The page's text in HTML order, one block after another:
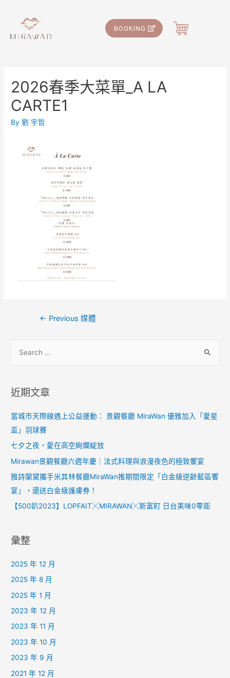
BOOKING
2026春季大菜單_A LA
CARTE1
By劉 宇哲
← Previous 媒體
近期文章
當城市天際線遇上公益運動： 景觀餐廳 MiraWan 優雅加入「愛星
盃」羽球賽
七夕之夜，愛在高空絢爛綻放
Mirawan景觀餐廳六週年慶｜法式料理與浪漫夜色的極致饗宴
雅詩蘭黛攜手米其林餐廳MiraWan推期間限定「白金級逆齡藍區饗
宴」，還送白金級護膚券！
【500趴2023】LOPFAIT╳MIRAWAN╳新富町 日台美味0零距
彙整
2025 年 12 月
2025 年 8 月
2025 年 1 月
2023 年 12 月
2023 年 11 月
2023 年 10 月
2023 年 9 月
2021 年 12 月